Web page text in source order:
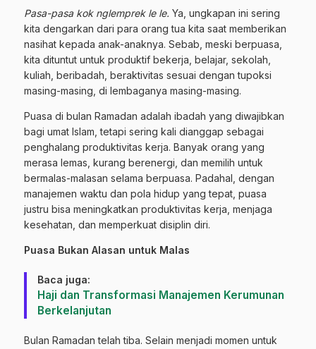
Pasa-pasa kok nglemprek le le. Ya, ungkapan ini sering
kita dengarkan dari para orang tua kita saat memberikan
nasihat kepada anak-anaknya. Sebab, meski berpuasa,
kita dituntut untuk produktif bekerja, belajar, sekolah,
kuliah, beribadah, beraktivitas sesuai dengan tupoksi
masing-masing, di lembaganya masing-masing.
Puasa di bulan Ramadan adalah ibadah yang diwajibkan
bagi umat Islam, tetapi sering kali dianggap sebagai
penghalang produktivitas kerja. Banyak orang yang
merasa lemas, kurang berenergi, dan memilih untuk
bermalas-malasan selama berpuasa. Padahal, dengan
manajemen waktu dan pola hidup yang tepat, puasa
justru bisa meningkatkan produktivitas kerja, menjaga
kesehatan, dan memperkuat disiplin diri.
Puasa Bukan Alasan untuk Malas
Baca juga:
Haji dan Transformasi Manajemen Kerumunan
Berkelanjutan
Bulan Ramadan telah tiba. Selain menjadi momen untuk